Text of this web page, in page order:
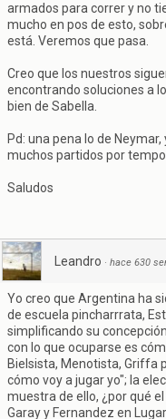
armados para correr y no
mucho en pos de esto,
está. Veremos que pasa.
Creo que los nuestros
encontrando soluciones a
bien de Sabella.
Pd: una pena lo de
muchos partidos por
Saludos
Leandro · hace 630
Yo creo que Argentina ha
de escuela pincharrrata,
simplificando su
con lo que ocuparse es
Bielsista, Menotista, Griffa
cómo voy a jugar yo"; la
muestra de ello, ¿por qué
Garay y Fernandez en